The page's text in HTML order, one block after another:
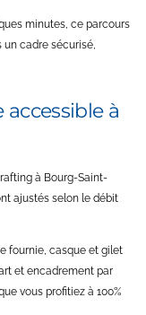
minutes, ce parcours
cadre sécurisé,
accessible à
à Bourg-Saint-
ajustés selon le débit
fournie, casque et gilet
et encadrement par
vous profitiez à 100%